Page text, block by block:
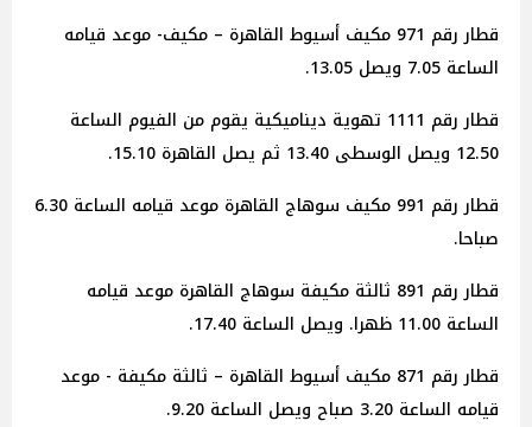
قطار رقم 971 مكيف أسيوط القاهرة – مكيف- موعد قيامه
الساعة 7.05 ويصل 13.05.
قطار رقم 1111 تهوية ديناميكية يقوم من الفيوم الساعة
12.50 ويصل الوسطى 13.40 ثم يصل القاهرة 15.10.
قطار رقم 991 مكيف سوهاج القاهرة موعد قيامه الساعة 6.30
صباحا.
قطار رقم 891 ثالثة مكيفة سوهاج القاهرة موعد قيامه
الساعة 11.00 ظهرا. ويصل الساعة 17.40.
قطار رقم 871 مكيف أسيوط القاهرة – ثالثة مكيفة - موعد
قيامه الساعة 3.20 صباح ويصل الساعة 9.20.